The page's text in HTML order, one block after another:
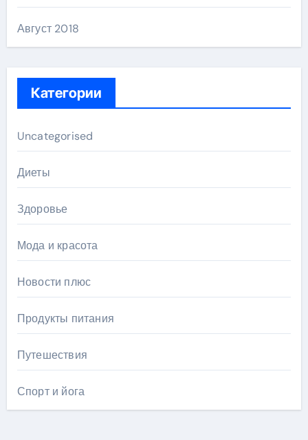
Август 2018
Категории
Uncategorised
Диеты
Здоровье
Мода и красота
Новости плюс
Продукты питания
Путешествия
Спорт и йога